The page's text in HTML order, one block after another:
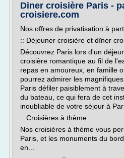
Diner croisière Paris -
croisiere.com
Nos offres de privatisation à
:: Déjeuner croisière et dîner
Découvrez Paris lors d'un
croisière romantique au fil de
repas en amoureux, en famille
pourrez admirer les
Paris défiler paisiblement à
du bateau, ce qui fera de cet
inoubliable de votre séjour à
:: Croisières à thème
Nos croisières à thème vous
Paris, et les monuments du
en...